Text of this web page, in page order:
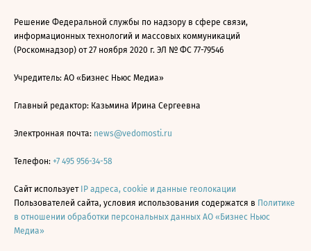
Решение Федеральной службы по надзору в сфере связи,
информационных технологий и массовых коммуникаций
(Роскомнадзор) от 27 ноября 2020 г. ЭЛ № ФС 77-79546
Учредитель: АО «Бизнес Ньюс Медиа»
Главный редактор: Казьмина Ирина Сергеевна
Электронная почта: news@vedomosti.ru
Телефон: +7 495 956-34-58
Сайт использует IP адреса, cookie и данные геолокации
Пользователей сайта, условия использования содержатся в Политике
в отношении обработки персональных данных АО «Бизнес Ньюс
Медиа»